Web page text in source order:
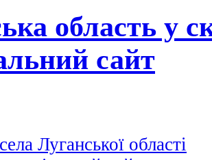
область у
сайт
Луганської області